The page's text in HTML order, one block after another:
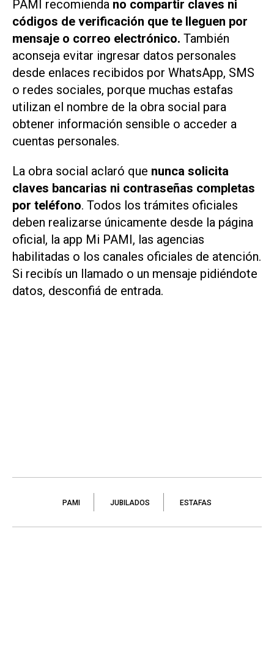
PAMI recomienda no compartir claves ni
códigos de verificación que te lleguen por
mensaje o correo electrónico. También
aconseja evitar ingresar datos personales
desde enlaces recibidos por WhatsApp, SMS
o redes sociales, porque muchas estafas
utilizan el nombre de la obra social para
obtener información sensible o acceder a
cuentas personales.
La obra social aclaró que nunca solicita
claves bancarias ni contraseñas completas
por teléfono. Todos los trámites oficiales
deben realizarse únicamente desde la página
oficial, la app Mi PAMI, las agencias
habilitadas o los canales oficiales de atención.
Si recibís un llamado o un mensaje pidiéndote
datos, desconfiá de entrada.
PAMI JUBILADOS ESTAFAS